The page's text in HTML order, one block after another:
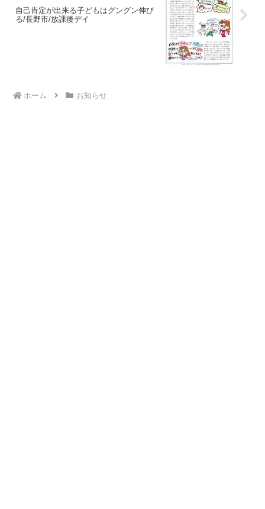
自己肯定が出来る子どもはグングン伸び
る/長野市/放課後デイ
ホーム お知らせ